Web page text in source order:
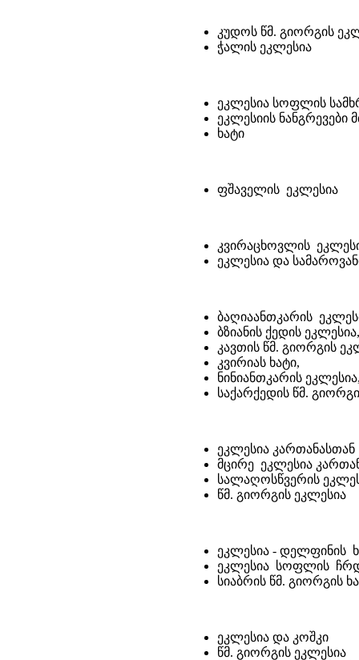
კუდოს წმ. გიორგის
ჭალის ეკლესია
ეკლესია სოფლის
ეკლესიის ნანგრევები
ხატი
ფშაველის ეკლესია
კვირაცხოვლის
ეკლესია და
ბაღიაანთკარის
ბზიანის ქედის ეკლესია,
კავთის წმ. გიორგის
კვირიას ხატი,
ნინიანთკარის
საქარქედის წმ.
ეკლესია კართანასთან
მცირე ეკლესია
სალაღოსწვერის
წმ. გიორგის ეკლესია
ეკლესია - დელფინის
ეკლესია სოფლის
სიაბრის წმ. გიორგის
ეკლესია და კოშკი
წმ. გიორგის ეკლესია